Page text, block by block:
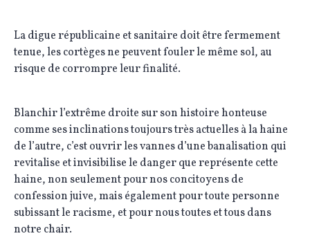
La digue républicaine et sanitaire doit être fermement
tenue, les cortèges ne peuvent fouler le même sol, au
risque de corrompre leur finalité.
Blanchir l’extrême droite sur son histoire honteuse
comme ses inclinations toujours très actuelles à la haine
de l’autre, c’est ouvrir les vannes d’une banalisation qui
revitalise et invisibilise le danger que représente cette
haine, non seulement pour nos concitoyens de
confession juive, mais également pour toute personne
subissant le racisme, et pour nous toutes et tous dans
notre chair.